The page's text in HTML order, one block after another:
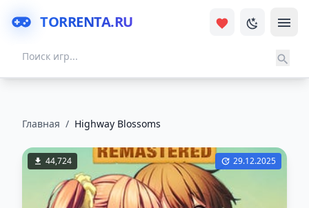
TORRENTA.RU
Главная / Highway Blossoms
44,724 29.12.2025